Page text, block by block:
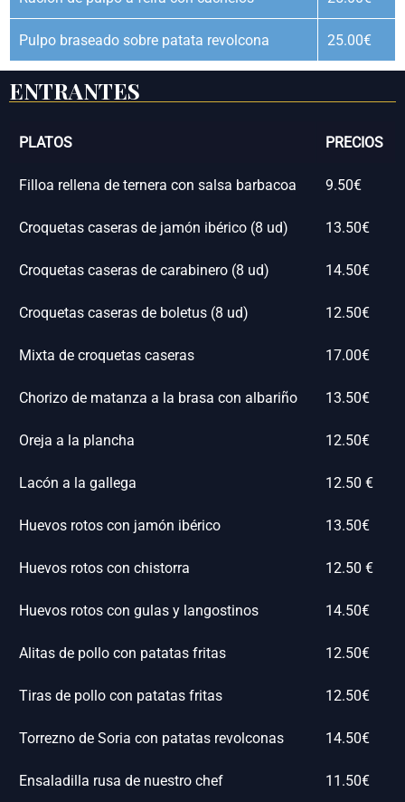
Pulpo braseado sobre patata revolcona 25.00€
ENTRANTES
PLATOS PRECIOS
Filloa rellena de ternera con salsa barbacoa 9.50€
Croquetas caseras de jamón ibérico (8 ud) 13.50€
Croquetas caseras de carabinero (8 ud) 14.50€
Croquetas caseras de boletus (8 ud) 12.50€
Mixta de croquetas caseras 17.00€
Chorizo de matanza a la brasa con albariño 13.50€
Oreja a la plancha 12.50€
Lacón a la gallega 12.50 €
Huevos rotos con jamón ibérico 13.50€
Huevos rotos con chistorra 12.50 €
Huevos rotos con gulas y langostinos 14.50€
Alitas de pollo con patatas fritas 12.50€
Tiras de pollo con patatas fritas 12.50€
Torrezno de Soria con patatas revolconas 14.50€
Ensaladilla rusa de nuestro chef 11.50€